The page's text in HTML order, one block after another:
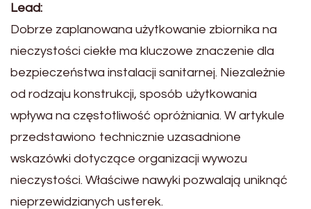
Lead:
Dobrze zaplanowana użytkowanie zbiornika na
nieczystości ciekłe ma kluczowe znaczenie dla
bezpieczeństwa instalacji sanitarnej. Niezależnie
od rodzaju konstrukcji, sposób użytkowania
wpływa na częstotliwość opróżniania. W artykule
przedstawiono technicznie uzasadnione
wskazówki dotyczące organizacji wywozu
nieczystości. Właściwe nawyki pozwalają uniknąć
nieprzewidzianych usterek.